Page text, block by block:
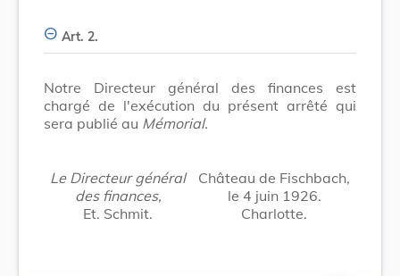
Art. 2.
Notre Directeur général des finances est
chargé de l'exécution du présent arrêté qui
sera publié au Mémorial.
Le Directeur général
des finances,
Et. Schmit.
Château de Fischbach,
le 4 juin 1926.
Charlotte.